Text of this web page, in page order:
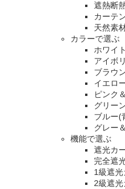
遮熱断
カーテ
天然素
カラーで選ぶ
ホワイ
アイボ
ブラウ
イエロ
ピンク
グリー
ブルー(
グレー
機能で選ぶ
遮光カ
完全遮
1級遮
2級遮光